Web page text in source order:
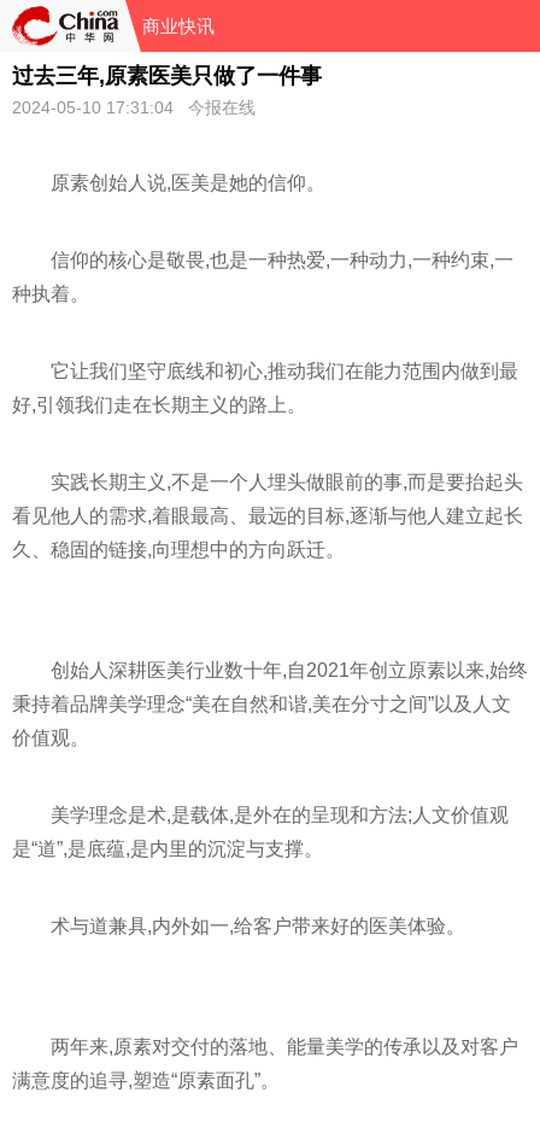
商业快讯
过去三年,原素医美只做了一件事
2024-05-10 17:31:04 今报在线
原素创始人说,医美是她的信仰。
信仰的核心是敬畏,也是一种热爱,一种动力,一种约束,一
种执着。
它让我们坚守底线和初心,推动我们在能力范围内做到最
好,引领我们走在长期主义的路上。
实践长期主义,不是一个人埋头做眼前的事,而是要抬起头
看见他人的需求,着眼最高、最远的目标,逐渐与他人建立起长
久、稳固的链接,向理想中的方向跃迁。
创始人深耕医美行业数十年,自2021年创立原素以来,始终
秉持着品牌美学理念“美在自然和谐,美在分寸之间”以及人文
价值观。
美学理念是术,是载体,是外在的呈现和方法;人文价值观
是“道”,是底蕴,是内里的沉淀与支撑。
术与道兼具,内外如一,给客户带来好的医美体验。
两年来,原素对交付的落地、能量美学的传承以及对客户
满意度的追寻,塑造“原素面孔”。